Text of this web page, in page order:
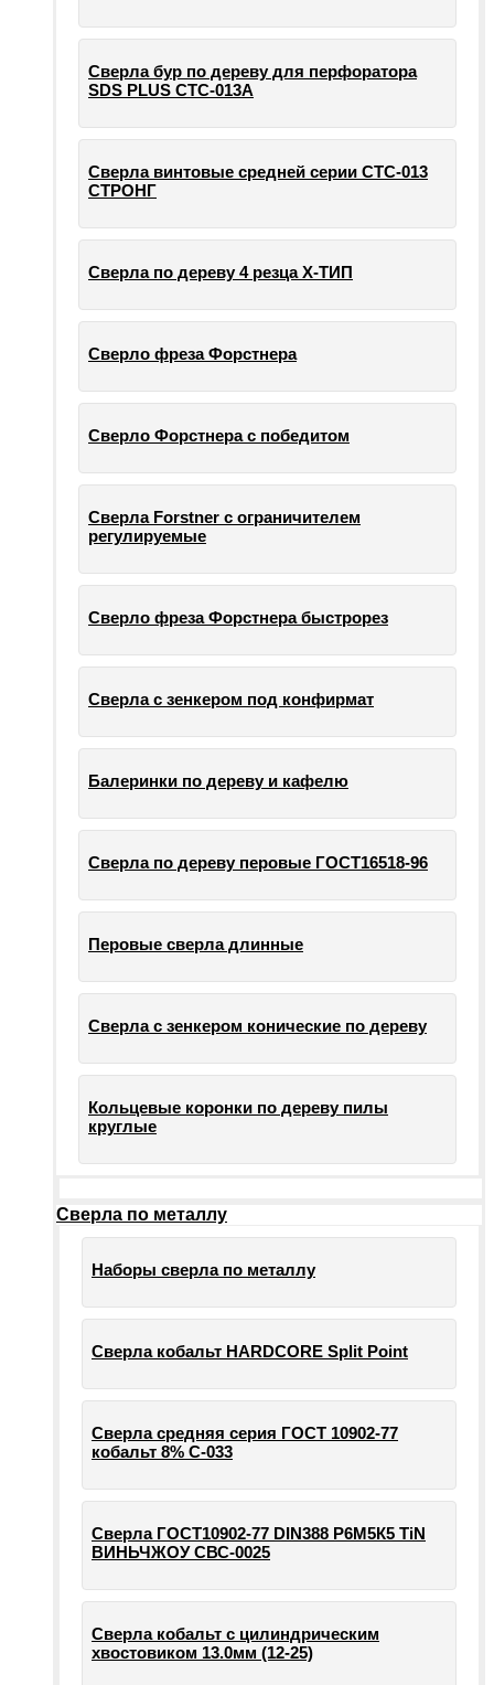
Cверла бур по дереву для перфоратора
SDS PLUS СТС-013А
Сверла винтовые средней серии СТС-013
СТРОНГ
Сверла по дереву 4 резца Х-ТИП
Сверло фреза Форстнера
Сверло Форстнера с победитом
Сверла Forstner с ограничителем
регулируемые
Сверло фреза Форстнера быстрорез
Сверла с зенкером под конфирмат
Балеринки по дереву и кафелю
Сверла по дереву перовые ГОСТ16518-96
Перовые сверла длинные
Сверла с зенкером конические по дереву
Кольцевые коронки по дереву пилы
круглые
Сверла по металлу
Наборы сверла по металлу
Сверла кобальт HARDCORE Split Point
Сверла средняя серия ГОСТ 10902-77
кобальт 8% С-033
Сверла ГОСТ10902-77 DIN388 Р6М5К5 TiN
ВИНЬЧЖОУ СВС-0025
Сверла кобальт с цилиндрическим
хвостовиком 13.0мм (12-25)